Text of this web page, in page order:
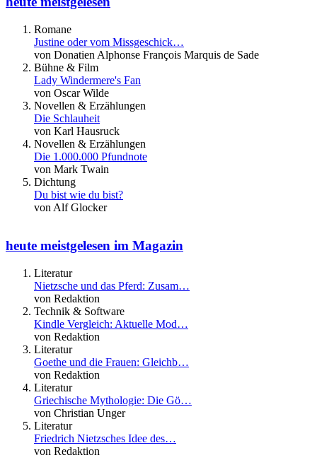
Romane
Justine oder vom Missgeschick…
von Donatien Alphonse François Marquis de Sade
Bühne & Film
Lady Windermere's Fan
von Oscar Wilde
Novellen & Erzählungen
Die Schlauheit
von Karl Hausruck
Novellen & Erzählungen
Die 1.000.000 Pfundnote
von Mark Twain
Dichtung
Du bist wie du bist?
von Alf Glocker
heute meistgelesen im Magazin
Literatur
Nietzsche und das Pferd: Zusam…
von Redaktion
Technik & Software
Kindle Vergleich: Aktuelle Mod…
von Redaktion
Literatur
Goethe und die Frauen: Gleichb…
von Redaktion
Literatur
Griechische Mythologie: Die Gö…
von Christian Unger
Literatur
Friedrich Nietzsches Idee des…
von Redaktion